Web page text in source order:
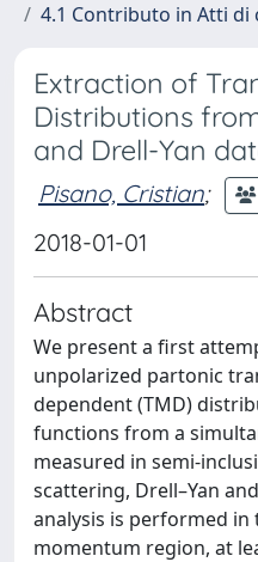
4.1 Contributo in Atti di
Extraction of
Distributions
and Drell-Yan
Pisano, Cristian;
2018-01-01
Abstract
We present a first
unpolarized partonic
dependent (TMD)
functions from a
measured in semi-
scattering, Drell–Yan
analysis is performed
momentum region, at